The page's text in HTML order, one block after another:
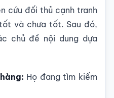
cứu đối thủ cạnh tranh
và chưa tốt. Sau đó,
chủ đề nội dung dựa
Họ đang tìm kiếm